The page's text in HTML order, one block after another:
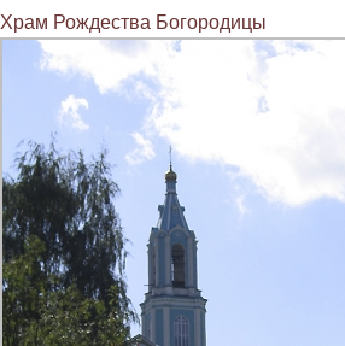
Храм Рождества Богородицы